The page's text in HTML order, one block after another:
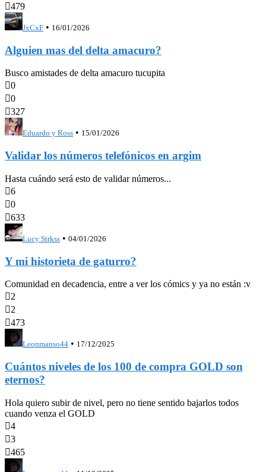
479
JxCxF • 16/01/2026
Alguien mas del delta amacuro?
Busco amistades de delta amacuro tucupita
0
0
327
Eduardo y Ross • 15/01/2026
Validar los números telefónicos en argim
Hasta cuándo será esto de validar números...
6
0
633
Lucy Strkss • 04/01/2026
Y mi historieta de gaturro?
Comunidad en decadencia, entre a ver los cómics y ya no están :v
2
2
473
Leonmanso44 • 17/12/2025
Cuántos niveles de los 100 de compra GOLD son
eternos?
Hola quiero subir de nivel, pero no tiene sentido bajarlos todos
cuando venza el GOLD
4
3
465